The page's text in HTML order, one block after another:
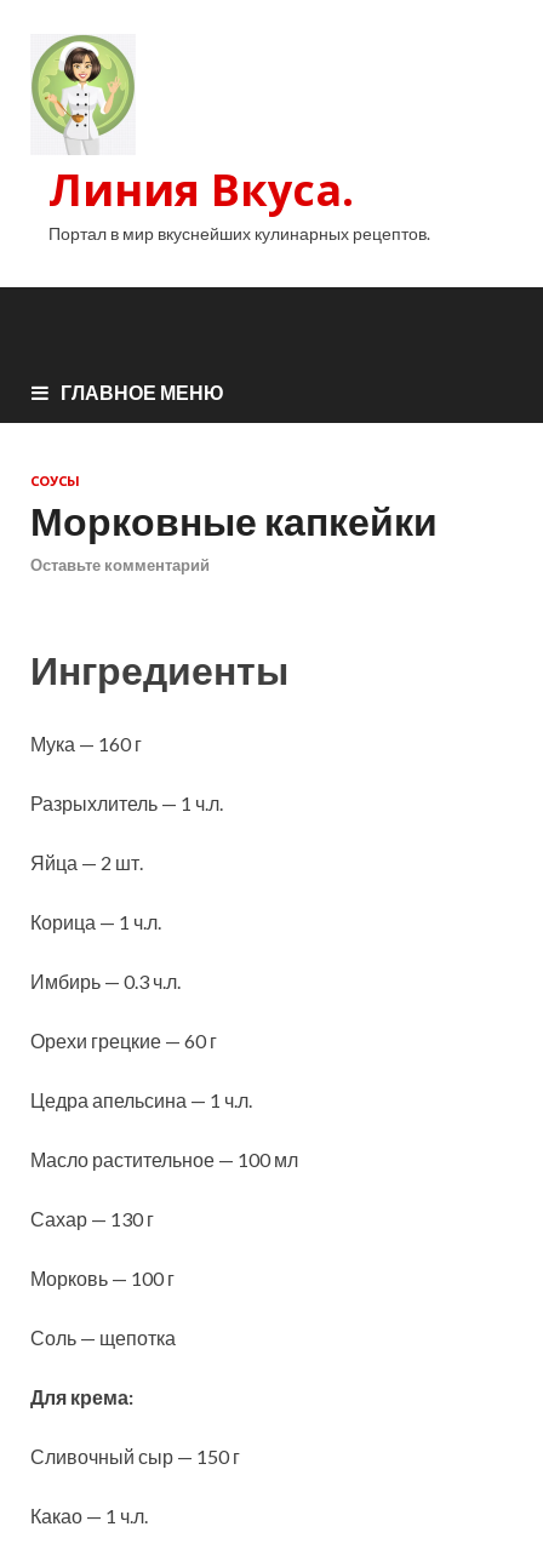
Линия Вкуса.
Портал в мир вкуснейших кулинарных рецептов.
ГЛАВНОЕ МЕНЮ
СОУСЫ
Морковные капкейки
Оставьте комментарий
Ингредиенты
Мука — 160 г
Разрыхлитель — 1 ч.л.
Яйца — 2 шт.
Корица — 1 ч.л.
Имбирь — 0.3 ч.л.
Орехи грецкие — 60 г
Цедра апельсина — 1 ч.л.
Масло растительное — 100 мл
Сахар — 130 г
Морковь — 100 г
Соль — щепотка
Для крема:
Сливочный сыр — 150 г
Какао — 1 ч.л.